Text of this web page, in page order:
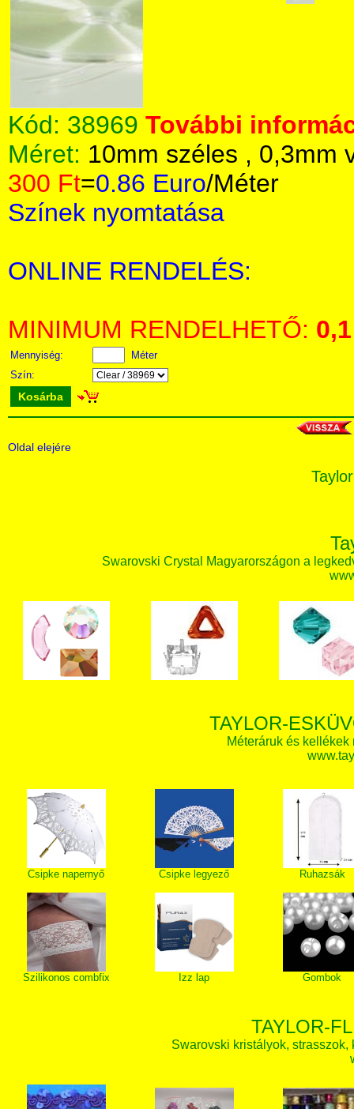
Kód: 38969 További
Méret: 10mm széles , 0,3mm
300 Ft=0.86 Euro/Méter
Színek nyomtatása
ONLINE RENDELÉS:
MINIMUM RENDELHETŐ: 0,1
Mennyiség:
Méter
Szín:
Kosárba
Oldal elejére
Swarovski Crystal Magyarországon a
TAYLOR-
Méteráruk és
Csipke napernyő Csipke legyező Ruhazsák
Szilikonos combfix Izz lap Gombok
TAYLOR-
Swarovski kristályok,